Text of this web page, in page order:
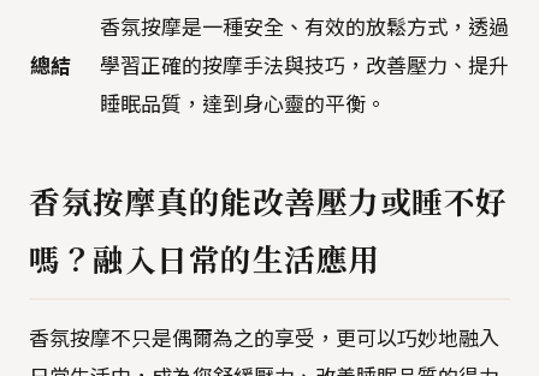
總結
香氛按摩是一種安全、有效的放鬆方式，透過
學習正確的按摩手法與技巧，改善壓力、提升
睡眠品質，達到身心靈的平衡。
香氛按摩真的能改善壓力或睡不好
嗎？融入日常的生活應用
香氛按摩不只是偶爾為之的享受，更可以巧妙地融入